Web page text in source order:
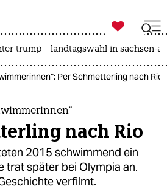
taz zahl ich
ich

taz zahl ich
trump landtagswahl in sachsen-
Per Schmetterling nach Rio
nach Rio
2015 schwimmend ein
trat später bei Olympia an.
verfilmt.